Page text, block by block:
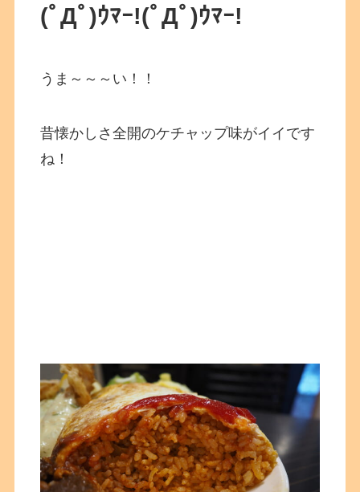
(ﾟДﾟ)ｳﾏｰ!(ﾟДﾟ)ｳﾏｰ!
うま～～～い！！
昔懐かしさ全開のケチャップ味がイイです
ね！